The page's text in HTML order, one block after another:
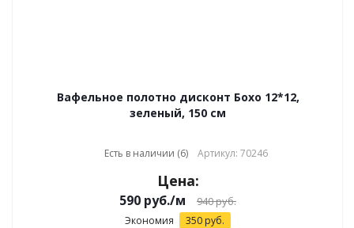
Вафельное полотно дисконт Бохо 12*12,
зеленый, 150 см
Есть в наличии (6) Артикул: 70246
Цена:
590 руб./м 940руб.
Экономия 350 руб.